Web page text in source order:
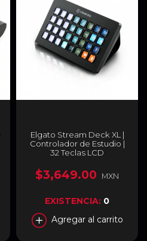
Elgato Stream Deck XL |
Controlador de Estudio |
32 Teclas LCD
Streaming (OBS, Twitch,
YouTube) | Perfecto para
Mac/PC | USB 3.0 |
10GAT9901
$3,649.00 MXN
EXISTENCIA: 0
Agregar al carrito